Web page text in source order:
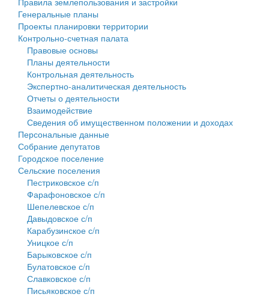
Проекты планировки территории
Собрание депутатов
Городское поселение
Сельские поселения
Генеральные планы
Проекты планировки территории
Контрольно-счетная палата
Правовые основы
Планы деятельности
Контрольная деятельность
Экспертно-аналитическая деятельность
Отчеты о деятельности
Взаимодействие
Сведения об имущественном положении и доходах
Персональные данные
Собрание депутатов
Городское поселение
Сельские поселения
Пестриковское с/п
Фарафоновское с/п
Шепелевское с/п
Давыдовское с/п
Карабузинское с/п
Уницкое с/п
Барыковское с/п
Булатовское с/п
Славковское с/п
Письяковское с/п